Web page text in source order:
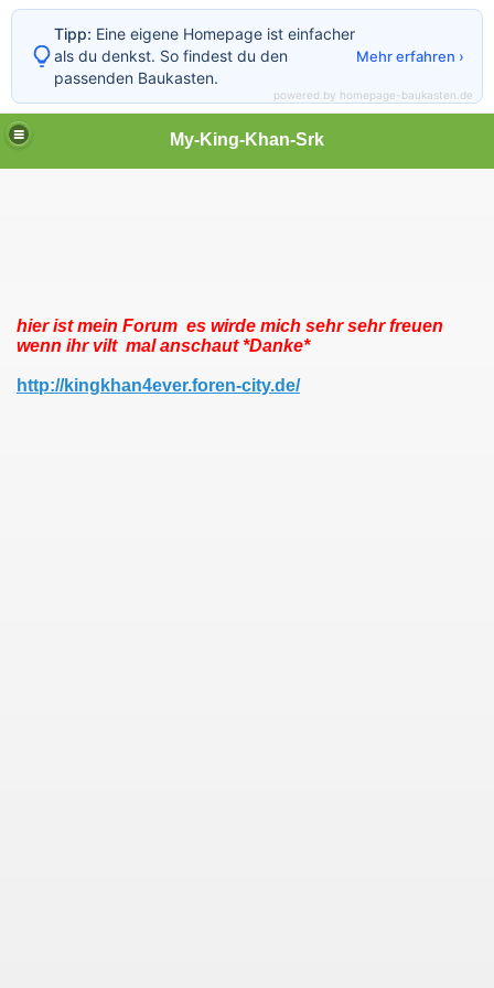
My-King-Khan-Srk
hier ist mein Forum es wirde mich sehr sehr freuen
wenn ihr vilt mal anschaut *Danke*
http://kingkhan4ever.foren-city.de/
Tipp: Eine eigene Homepage ist einfacher
als du denkst. So findest du den
passenden Baukasten.
Mehr erfahren ›
powered by homepage-baukasten.de